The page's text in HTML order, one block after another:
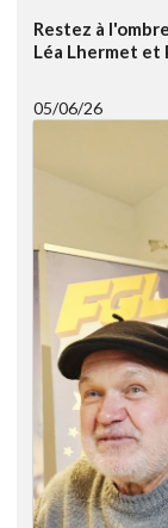
Restez à
Léa Lhermet et
05/06/26